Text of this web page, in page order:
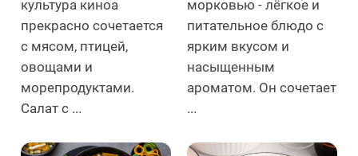
культура киноа
прекрасно сочетается
с мясом, птицей,
овощами и
морепродуктами.
Салат с ...
морковью - лёгкое и
питательное блюдо с
ярким вкусом и
насыщенным
ароматом. Он сочетает
...